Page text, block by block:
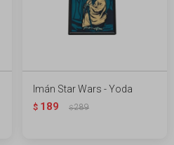
Imán Star Wars - Yoda
$ 189 $289